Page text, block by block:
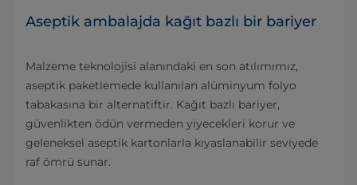
Aseptik ambalajda kağıt bazlı bir bariyer
Malzeme teknolojisi alanındaki en son atılımımız,
aseptik paketlemede kullanılan alüminyum folyo
tabakasına bir alternatiftir. Kağıt bazlı bariyer,
güvenlikten ödün vermeden yiyecekleri korur ve
geleneksel aseptik kartonlarla kıyaslanabilir seviyede
raf ömrü sunar.